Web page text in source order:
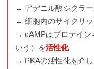
→ アデニル酸シクラ
→ 細胞内のサイクリ
→ cAMPはプロテイン
いう）を活性化
→ PKAの活性化を介